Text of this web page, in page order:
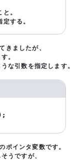
。
する。
きましたが、
。
な引数を指定します。
;
インタ変数です。
うですが、